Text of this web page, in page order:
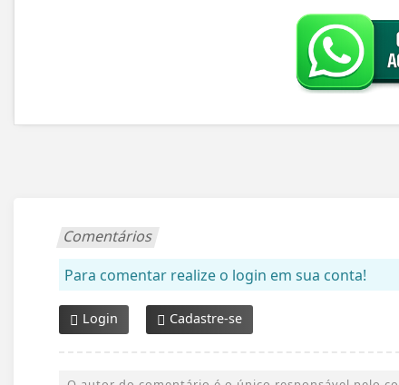
Comentários
Para comentar realize o login em sua conta!
Login Cadastre-se